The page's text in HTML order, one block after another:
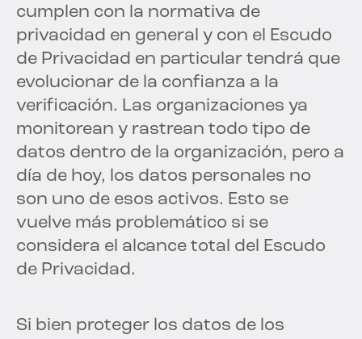
cumplen con la normativa de
privacidad en general y con el Escudo
de Privacidad en particular tendrá que
evolucionar de la confianza a la
verificación. Las organizaciones ya
monitorean y rastrean todo tipo de
datos dentro de la organización, pero a
día de hoy, los datos personales no
son uno de esos activos. Esto se
vuelve más problemático si se
considera el alcance total del Escudo
de Privacidad.
Si bien proteger los datos de los